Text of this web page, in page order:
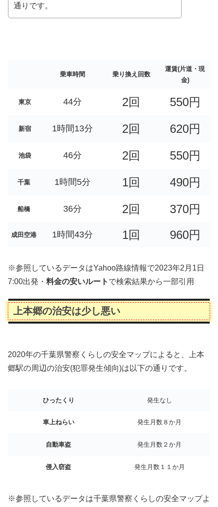
通りです。
乗車時間 乗り換え回数
運賃(片道・現
金)
東京 44分 2回 550円
新宿 1時間13分 2回 620円
池袋 46分 2回 550円
千葉 1時間5分 1回 490円
船橋 36分 2回 370円
成田空港 1時間43分 1回 960円
※参照しているデータはYahoo路線情報で2023年2月1日
7:00出発・ 料金の安いルート で検索結果から一部引用
上本郷の治安は少し悪い
2020年の千葉県警察くらしの安全マップによると、上本
郷駅の周辺の治安(犯罪発生傾向)は以下の通りです。
ひったくり 発生なし
車上ねらい 発生月数８か月
自動車盗 発生月数２か月
侵入窃盗 発生月数１１か月
※参照しているデータは千葉県警察くらしの安全マップよ